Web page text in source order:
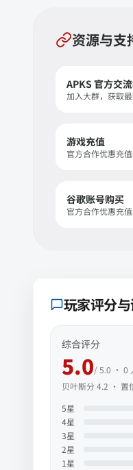
资源与支
APKS 官方交
加入大群，获取
游戏充值
官方合作优惠充
谷歌账号购买
官方合作优惠充
玩家评分
综合评分
5.0/ 5.0 · 0
贝叶斯分4.2 · 置
5星
4星
3星
2星
1 星